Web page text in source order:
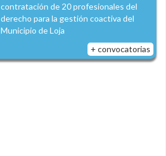
contratación de 20 profesionales del
derecho para la gestión coactiva del
Municipio de Loja
+ convocatorias